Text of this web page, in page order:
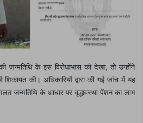
जन्मतिथि के इस विरोधाभास को देखा, तो उन्होंने
शिकायत की। अधिकारियों द्वारा की गई जांच में यह
जन्मतिथि के आधार पर वृद्धावस्था पेंशन का लाभ